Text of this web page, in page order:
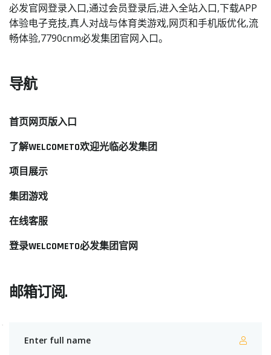
必发官网登录入口,通过会员登录后,进入全站入口,下载APP
体验电子竞技,真人对战与体育类游戏,网页和手机版优化,流
畅体验,7790cnm必发集团官网入口。
导航
首页网页版入口
了解WELCOMETO欢迎光临必发集团
项目展示
集团游戏
在线客服
登录WELCOMETO必发集团官网
邮箱订阅.